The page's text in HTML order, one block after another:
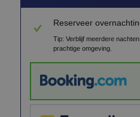
Reserveer
Tip: Verblijf meerdere
prachtige omgeving.